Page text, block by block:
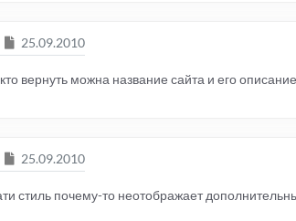
Сообщение
25.09.2010
вернуть можна название сайта и его
Сообщение
25.09.2010
стиль почему-то неотображает